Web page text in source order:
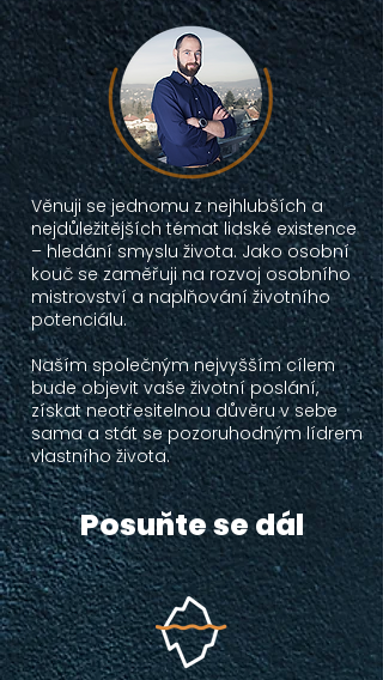
Věnuji se jednomu z nejhlubších a
nejdůležitějších témat lidské existence
– hledání smyslu života. Jako osobní
kouč se zaměřuji na rozvoj osobního
mistrovství a naplňování životního
potenciálu.
Naším společným nejvyšším cílem
bude objevit vaše životní poslání,
získat neotřesitelnou důvěru v sebe
sama a stát se pozoruhodným lídrem
vlastního života.
Posuňte se dál